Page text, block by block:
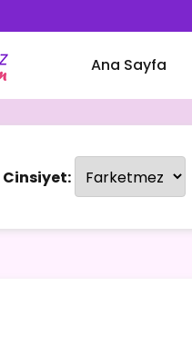
Ana Sayfa
Cinsiyet: